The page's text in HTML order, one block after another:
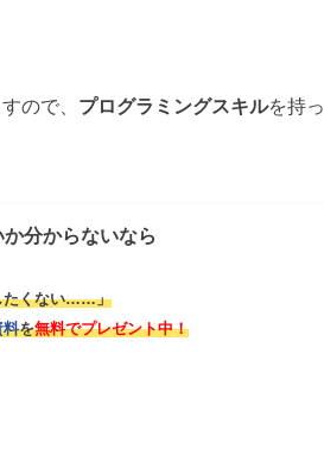
ので、 プログラミングスキルを持っ
分からないなら
たくない……」
料を無料でプレゼント中！